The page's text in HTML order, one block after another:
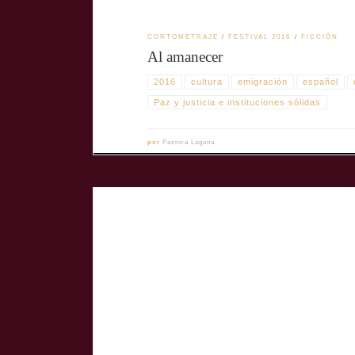
CORTOMETRAJE FESTIVAL 2016 FICCIÓN
Al amanecer
2016 cultura emigración español
Paz y justicia e instituciones sólidas
por Pastora Laguna